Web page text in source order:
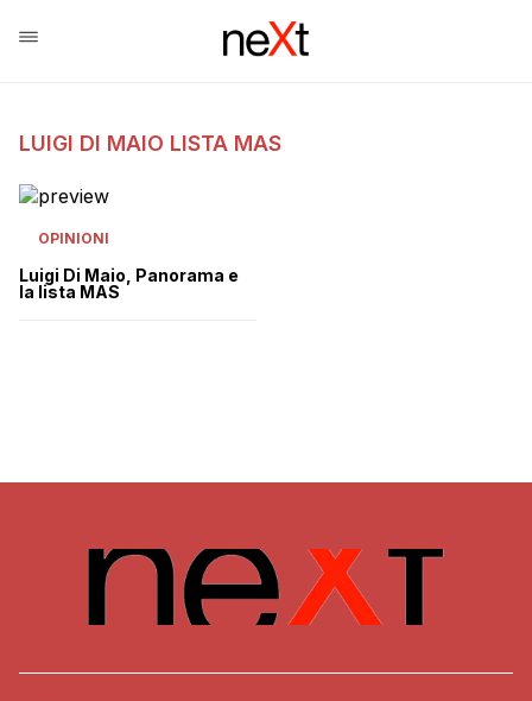
LUIGI DI MAIO LISTA MAS
OPINIONI
Luigi Di Maio, Panorama e
la lista MAS